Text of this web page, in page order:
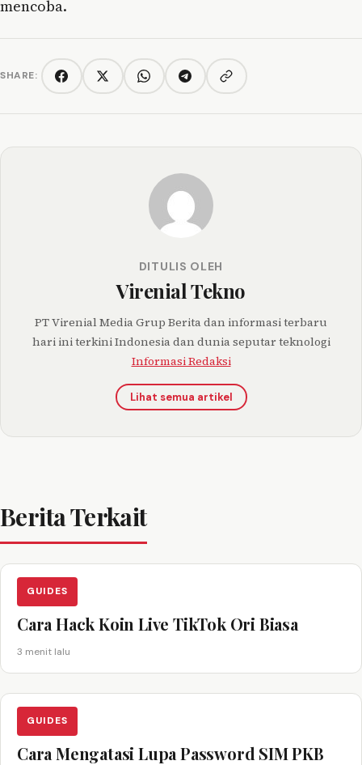
mencoba.
SHARE: FacebookTwitter/XWhatsAppTelegramCopy link
DITULIS OLEH
Virenial Tekno
PT Virenial Media Grup Berita dan informasi terbaru
hari ini terkini Indonesia dan dunia seputar teknologi
Informasi Redaksi
Lihat semua artikel
Berita Terkait
GUIDES
Cara Hack Koin Live TikTok Ori Biasa
3 menit lalu
GUIDES
Cara Mengatasi Lupa Password SIM PKB